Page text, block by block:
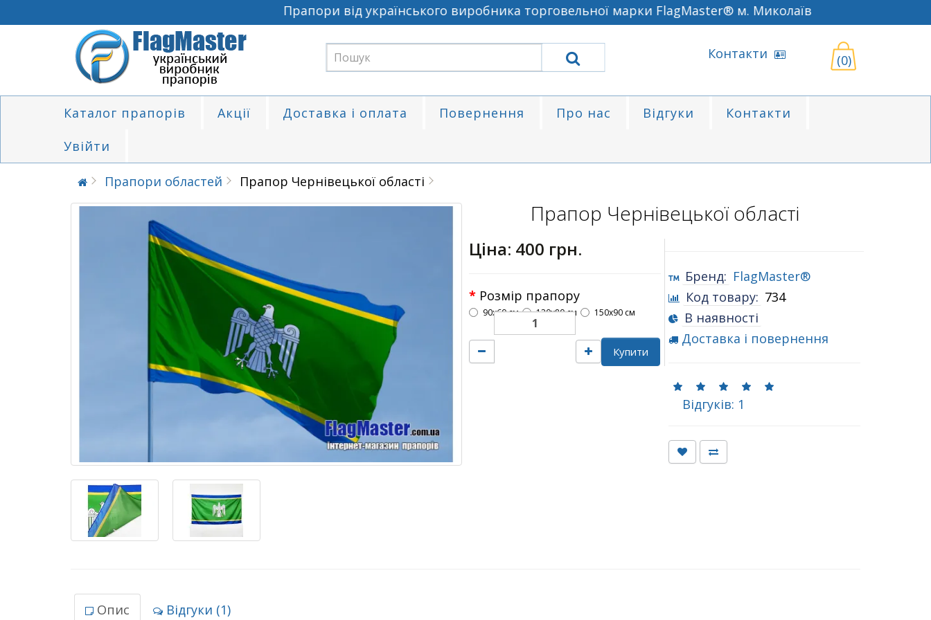
Прапори від українського виробника торговельної марки FlagMaster® м. Миколаїв
Контакти (0)
Каталог прапорів Акції Доставка і оплата Повернення Про нас Відгуки
Контакти
Увійти
Прапори областей Прапор Чернівецької області
Прапор Чернівецької області
Ціна: 400 грн.
Розмір прапору
90х60 см 120х80 см 150х90 см
Купити
Бренд: FlagMaster®
Код товару: 734
В наявності
Доставка і повернення
Відгуків: 1
Опис Відгуки (1)